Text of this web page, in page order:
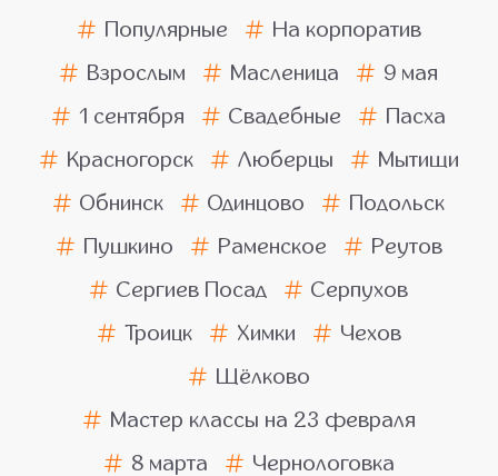
Популярные
На корпоратив
Взрослым
Масленица
9 мая
1 сентября
Свадебные
Пасха
Красногорск
Люберцы
Мытищи
Обнинск
Одинцово
Подольск
Пушкино
Раменское
Реутов
Сергиев Посад
Серпухов
Троицк
Химки
Чехов
Щёлково
Мастер классы на 23 февраля
8 марта
Чернологовка